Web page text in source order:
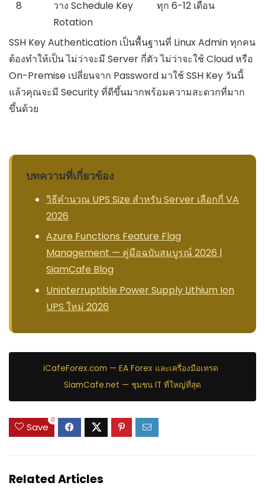
8
วาง Schedule Key
Rotation
ทุก 6-12 เดือน
SSH Key Authentication เป็นพื้นฐานที่ Linux Admin ทุกคน
ต้องทำให้เป็น ไม่ว่าจะมี Server กี่ตัว ไม่ว่าจะใช้ Cloud หรือ
On-Premise เปลี่ยนจาก Password มาใช้ SSH Key วันนี้
แล้วคุณจะมี Security ที่ดีขึ้นมากพร้อมความสะดวกที่มาก
ขึ้นด้วย
บทความที่เกี่ยวข้อง
วิธีคำนวณ UPS Size สำหรับ Server เลือกกี่ VA
2026
Azure Functions Feature Flag
Management — คู่มือฉบับสมบูรณ์ 2026 |
SiamCafe Blog
Uninterruptible Power Supply Lithium Ion
UPS ใหม่ 2026
iCafeForex.com — EA Forex และเครื่องมือเทรด ·
SiamCafe.net — ชุมชน IT ที่ใหญ่ที่สุด
Save
0
Related Articles